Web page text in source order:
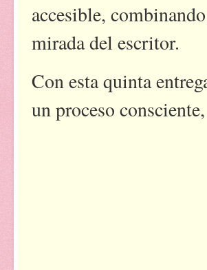
accesible,
mirada del escritor.
Con esta quinta
un proceso